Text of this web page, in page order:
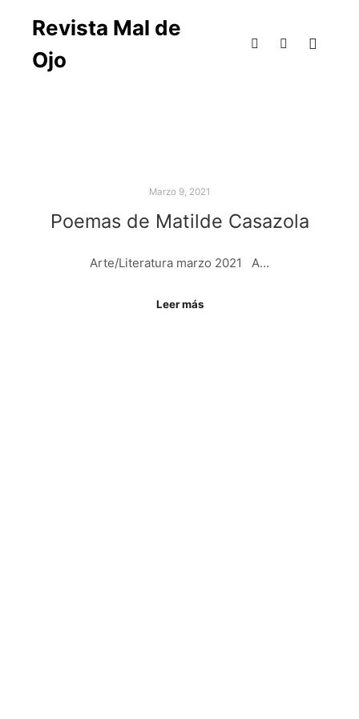
Revista Mal de
Ojo
Marzo 9, 2021
Poemas de Matilde Casazola
Arte/Literatura marzo 2021 A…
Leer más